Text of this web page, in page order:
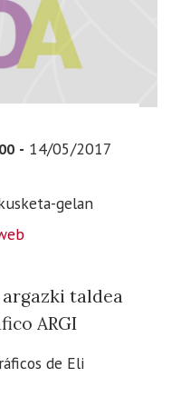
- 14/05/2017
gelan
taldea
ARGI
de Eli